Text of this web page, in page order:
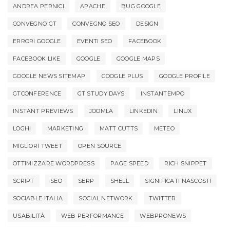
ANDREA PERNICI APACHE BUG GOOGLE
CONVEGNO GT CONVEGNO SEO DESIGN
ERRORI GOOGLE EVENTI SEO FACEBOOK
FACEBOOK LIKE GOOGLE GOOGLE MAPS
GOOGLE NEWS SITEMAP GOOGLE PLUS GOOGLE PROFILE
GTCONFERENCE GT STUDY DAYS INSTANTEMPO
INSTANT PREVIEWS JOOMLA LINKEDIN LINUX
LOGHI MARKETING MATT CUTTS METEO
MIGLIORI TWEET OPEN SOURCE
OTTIMIZZARE WORDPRESS PAGE SPEED RICH SNIPPET
SCRIPT SEO SERP SHELL SIGNIFICATI NASCOSTI
SOCIABLE ITALIA SOCIAL NETWORK TWITTER
USABILITÀ WEB PERFORMANCE WEBPRONEWS